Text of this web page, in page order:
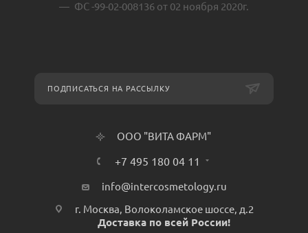
ФС -99-02-008136 от 02 ноября 2020г.
ПОДПИСАТЬСЯ НА РАССЫЛКУ
ООО "ВИТА ФАРМ"
+7 495 180 04 11
info@intercosmetology.ru
г. Москва, Волоколамское шоссе, д.2
Доставка по всей России!